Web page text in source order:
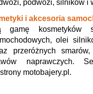
podwozi, silników i
i akcesoria
gamę kosmetyków
olei
przeróżnych
naprawczych.
motobajery.pl.